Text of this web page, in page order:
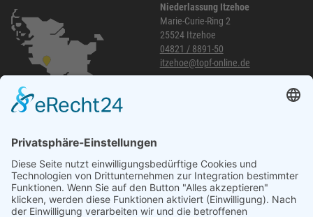
Niederlassung Itzehoe
Marie-Curie-Ring 2
25524 Itzehoe
04821 / 8891-50
itzehoe@topf-online.de
040 / 21 04 04 04-04
glinde@topf-online.de
Öffnungszeiten und mehr